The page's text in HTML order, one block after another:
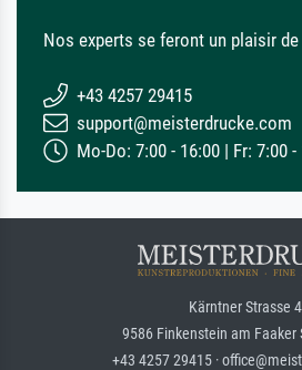
Nos experts se feront un plaisir de
+43 4257 29415
support@meisterdrucke.com
Mo-Do: 7:00 - 16:00 | Fr: 7:00 -
Kärntner Strasse
9586 Finkenstein am Faaker
+43 4257 29415 ·